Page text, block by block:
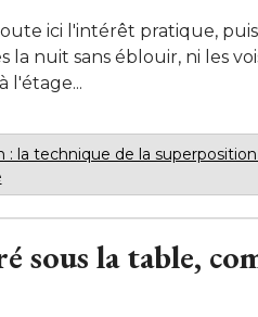
ici l'intérêt pratique,
la nuit sans éblouir, ni les
l'étage...
: la technique de la
sous la table,